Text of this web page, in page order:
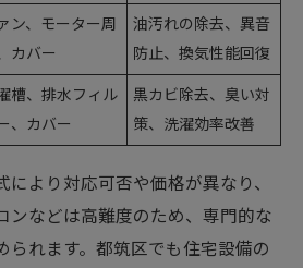
ン、モーター周
カバー
油汚れの除去、異音
防止、換気性能回復
槽、排水フィル
、カバー
黒カビ除去、臭い対
策、洗濯効率改善
より対応可否や価格が異なり、
ンなどは高難度のため、専門的な
られます。都筑区でも住宅設備の